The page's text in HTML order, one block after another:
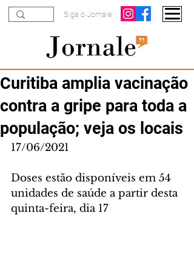
Siga o Jornale
Curitiba amplia vacinação
contra a gripe para toda a
população; veja os locais
17/06/2021
Doses estão disponíveis em 54
unidades de saúde a partir desta
quinta-feira, dia 17